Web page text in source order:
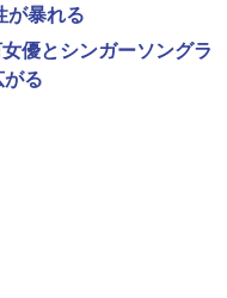
が暴れる
優とシンガーソングラ
がる